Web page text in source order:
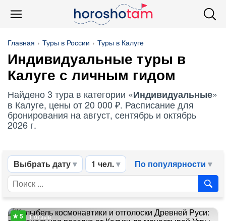
Главная Туры в России Туры в Калуге
Индивидуальные туры в
Калуге с личным гидом
Найдено 3 тура в категории «Индивидуальные»
в Калуге, цены от 20 000 ₽. Расписание для
бронирования на август, сентябрь и октябрь
2026 г.
Выбрать дату 1 чел. По популярности
1 отзыв